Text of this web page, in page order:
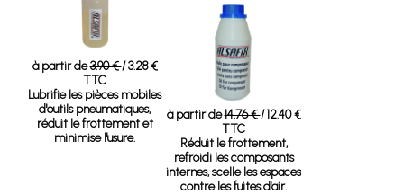
à partir de3.90 €/ 3.28 €
TTC
Lubrifie les pièces mobiles
d'outils pneumatiques,
réduit le frottement et
minimise l'usure.
à partir de14.76 €/ 12.40 €
TTC
Réduit le frottement,
refroidi les composants
internes, scelle les espaces
contre les fuites d'air.